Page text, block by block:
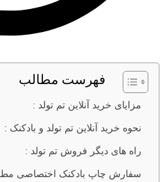
فهرست مطالب
مزایای خرید آنلاین تم تولد :
نحوه خرید آنلاین تم تولد و بادکنک :
راه های دیگر فروش تم تولد :
سفارش چاپ بادکنک اختصاصی